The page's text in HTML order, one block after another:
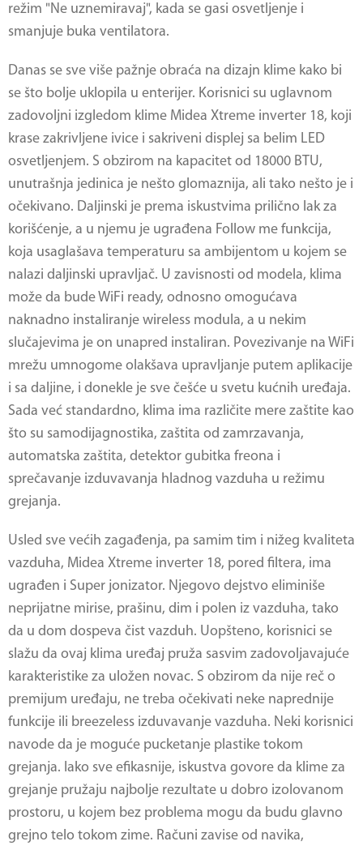
režim "Ne uznemiravaj", kada se gasi osvetljenje i
smanjuje buka ventilatora.
Danas se sve više pažnje obraća na dizajn klime kako bi
se što bolje uklopila u enterijer. Korisnici su uglavnom
zadovoljni izgledom klime Midea Xtreme inverter 18, koji
krase zakrivljene ivice i sakriveni displej sa belim LED
osvetljenjem. S obzirom na kapacitet od 18000 BTU,
unutrašnja jedinica je nešto glomaznija, ali tako nešto je i
očekivano. Daljinski je prema iskustvima prilično lak za
korišćenje, a u njemu je ugrađena Follow me funkcija,
koja usaglašava temperaturu sa ambijentom u kojem se
nalazi daljinski upravljač. U zavisnosti od modela, klima
može da bude WiFi ready, odnosno omogućava
naknadno instaliranje wireless modula, a u nekim
slučajevima je on unapred instaliran. Povezivanje na WiFi
mrežu umnogome olakšava upravljanje putem aplikacije
i sa daljine, i donekle je sve češće u svetu kućnih uređaja.
Sada već standardno, klima ima različite mere zaštite kao
što su samodijagnostika, zaštita od zamrzavanja,
automatska zaštita, detektor gubitka freona i
sprečavanje izduvavanja hladnog vazduha u režimu
grejanja.
Usled sve većih zagađenja, pa samim tim i nižeg kvaliteta
vazduha, Midea Xtreme inverter 18, pored filtera, ima
ugrađen i Super jonizator. Njegovo dejstvo eliminiše
neprijatne mirise, prašinu, dim i polen iz vazduha, tako
da u dom dospeva čist vazduh. Uopšteno, korisnici se
slažu da ovaj klima uređaj pruža sasvim zadovoljavajuće
karakteristike za uložen novac. S obzirom da nije reč o
premijum uređaju, ne treba očekivati neke naprednije
funkcije ili breezeless izduvavanje vazduha. Neki korisnici
navode da je moguće pucketanje plastike tokom
grejanja. Iako sve efikasnije, iskustva govore da klime za
grejanje pružaju najbolje rezultate u dobro izolovanom
prostoru, u kojem bez problema mogu da budu glavno
grejno telo tokom zime. Računi zavise od navika,